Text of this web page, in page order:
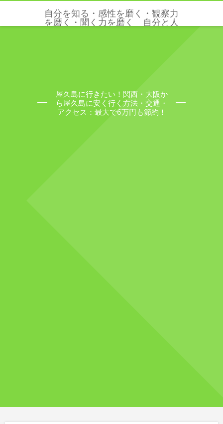
自分を知る・感性を磨く・観察力
を磨く・聞く力を磨く 自分と人
屋久島に行きたい！関西・大阪か
ら屋久島に安く行く方法・交通・
アクセス：最大で6万円も節約！